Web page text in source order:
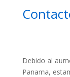
Debido al
Panama,